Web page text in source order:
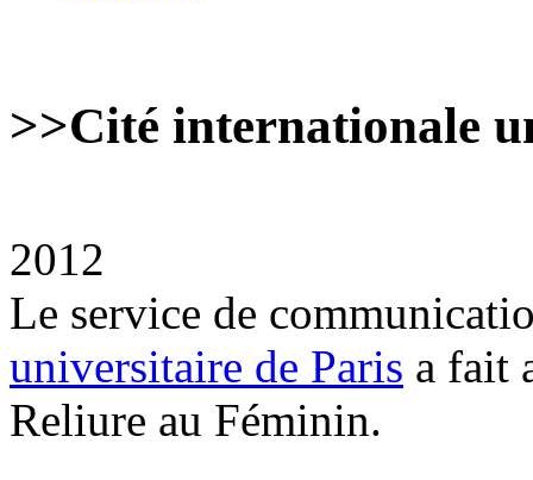
>>Cité internationale
2012
Le service de
universitaire de Paris a fait
Reliure au Féminin.